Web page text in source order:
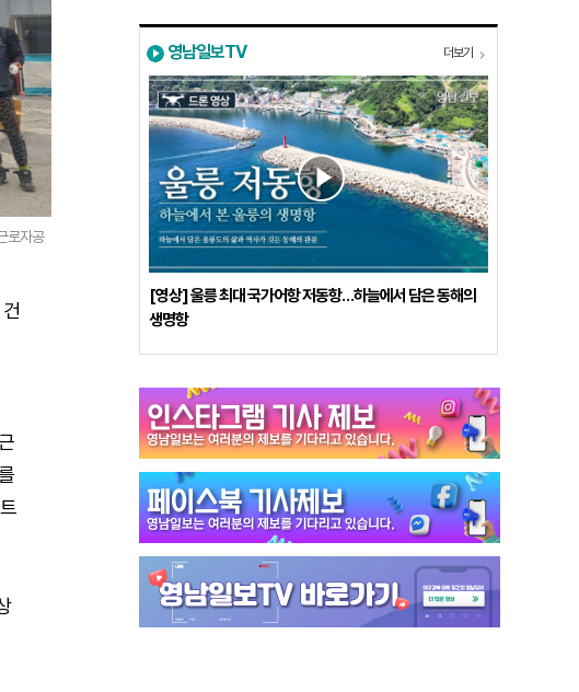
로자공
영남일보TV 더보기
[영상] 울릉 최대 국가어항 저동항…하늘에서 담은 동해의
생명항